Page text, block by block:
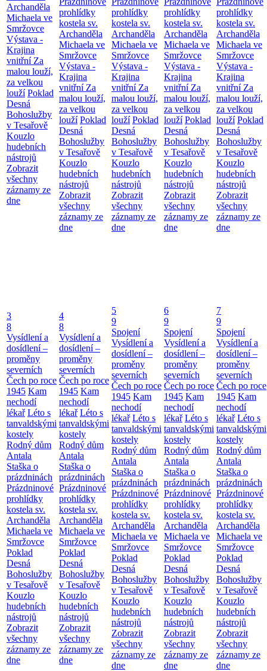
Archanděla
Michaela ve
Smržovce
Výstava -
Krajina
vnitřní Za
malou louží,
za velkou
louží Poklad
Desná
Bohoslužby
v Tesařově
Kouzlo
hudebních
nástrojů
Zobrazit
všechny
záznamy ze
dne
prohlídky
kostela sv.
Archanděla
Michaela ve
Smržovce
Výstava -
Krajina
vnitřní Za
malou louží,
za velkou
louží Poklad
Desná
Bohoslužby
v Tesařově
Kouzlo
hudebních
nástrojů
Zobrazit
všechny
záznamy ze
dne
prohlídky
kostela sv.
Archanděla
Michaela ve
Smržovce
Výstava -
Krajina
vnitřní Za
malou louží,
za velkou
louží Poklad
Desná
Bohoslužby
v Tesařově
Kouzlo
hudebních
nástrojů
Zobrazit
všechny
záznamy ze
dne
prohlídky
kostela sv.
Archanděla
Michaela ve
Smržovce
Výstava -
Krajina
vnitřní Za
malou louží,
za velkou
louží Poklad
Desná
Bohoslužby
v Tesařově
Kouzlo
hudebních
nástrojů
Zobrazit
všechny
záznamy ze
dne
prohlídky
kostela sv.
Archanděla
Michaela ve
Smržovce
Výstava -
Krajina
vnitřní Za
malou louží,
za velkou
louží Poklad
Desná
Bohoslužby
v Tesařově
Kouzlo
hudebních
nástrojů
Zobrazit
všechny
záznamy ze
dne
3
8
Vysídlení a
dosídlení –
proměny
severních
Čech po roce
1945 Kam
nechodí
lékař Léto s
tanvaldskými
kostely
Rodný dům
Antala
Staška o
prázdninách
Prázdninové
prohlídky
kostela sv.
Archanděla
Michaela ve
Smržovce
Poklad
Desná
Bohoslužby
v Tesařově
Kouzlo
hudebních
nástrojů
Zobrazit
všechny
záznamy ze
dne
4
8
Vysídlení a
dosídlení –
proměny
severních
Čech po roce
1945 Kam
nechodí
lékař Léto s
tanvaldskými
kostely
Rodný dům
Antala
Staška o
prázdninách
Prázdninové
prohlídky
kostela sv.
Archanděla
Michaela ve
Smržovce
Poklad
Desná
Bohoslužby
v Tesařově
Kouzlo
hudebních
nástrojů
Zobrazit
všechny
záznamy ze
dne
5
9
Spojení
Vysídlení a
dosídlení –
proměny
severních
Čech po roce
1945 Kam
nechodí
lékař Léto s
tanvaldskými
kostely
Rodný dům
Antala
Staška o
prázdninách
Prázdninové
prohlídky
kostela sv.
Archanděla
Michaela ve
Smržovce
Poklad
Desná
Bohoslužby
v Tesařově
Kouzlo
hudebních
nástrojů
Zobrazit
všechny
záznamy ze
dne
6
9
Spojení
Vysídlení a
dosídlení –
proměny
severních
Čech po roce
1945 Kam
nechodí
lékař Léto s
tanvaldskými
kostely
Rodný dům
Antala
Staška o
prázdninách
Prázdninové
prohlídky
kostela sv.
Archanděla
Michaela ve
Smržovce
Poklad
Desná
Bohoslužby
v Tesařově
Kouzlo
hudebních
nástrojů
Zobrazit
všechny
záznamy ze
dne
7
9
Spojení
Vysídlení a
dosídlení –
proměny
severních
Čech po roce
1945 Kam
nechodí
lékař Léto s
tanvaldskými
kostely
Rodný dům
Antala
Staška o
prázdninách
Prázdninové
prohlídky
kostela sv.
Archanděla
Michaela ve
Smržovce
Poklad
Desná
Bohoslužby
v Tesařově
Kouzlo
hudebních
nástrojů
Zobrazit
všechny
záznamy ze
dne